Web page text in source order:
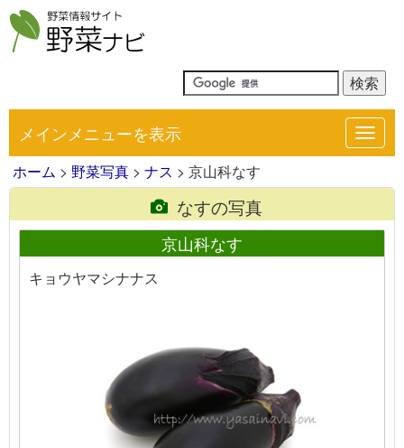
メインメニューを表示
ホーム > 野菜写真 > ナス > 京山科なす
なすの写真
京山科なす
キョウヤマシナナス